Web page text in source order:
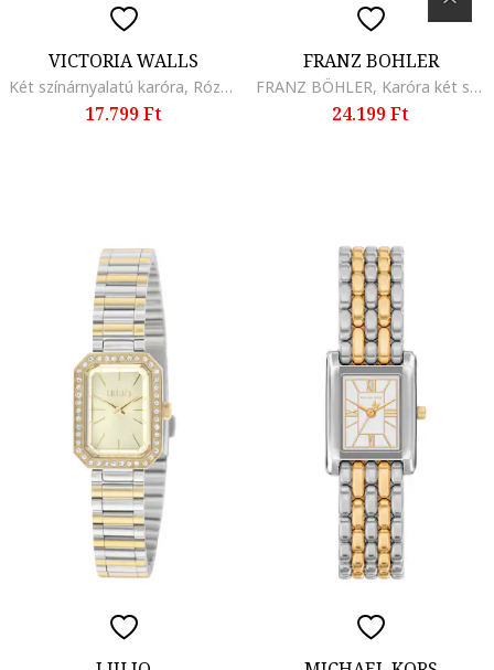
VICTORIA WALLS
Két színárnyalatú karóra, Rózsaarany/Ezüstszín
17.799 Ft
FRANZ BOHLER
FRANZ BÖHLER, Karóra két színárnyalatú dizájnnal, Ezüstszín/Aranyszín
24.199 Ft